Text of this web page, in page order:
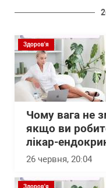
Здоров'я
Чому вага не
якщо ви
лікар-
26 червня, 20:04
Здоров'я